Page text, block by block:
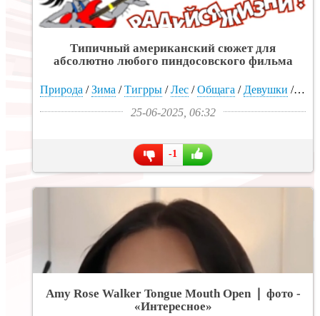
Типичный американский сюжет для
абсолютно любого пиндосовского фильма
америкосы снимают сотни, а то и тысячи
своих страшилок. - «Интересное»
Природа /Зима /Тигрры /Лес /Общага / Девушки /
25-06-2025, 06:32
-1
Amy Rose Walker Tongue Mouth Open ❘ фото -
«Интересное»